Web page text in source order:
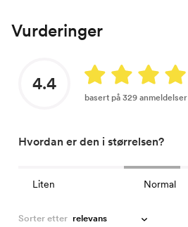
Vurderinger
4.4
basert på 329 anmeldelser
Hvordan er den i størrelsen?
Liten Normal
Sorter etter